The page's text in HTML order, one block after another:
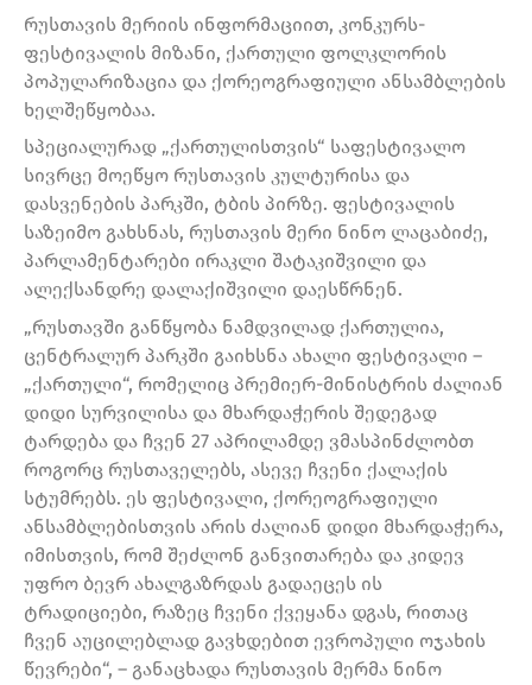
რუსთავის მერიის ინფორმაციით, კონკურს-
ფესტივალის მიზანი, ქართული ფოლკლორის
პოპულარიზაცია და ქორეოგრაფიული ანსამბლების
ხელშეწყობაა.
სპეციალურად „ქართულისთვის“ საფესტივალო
სივრცე მოეწყო რუსთავის კულტურისა და
დასვენების პარკში, ტბის პირზე. ფესტივალის
საზეიმო გახსნას, რუსთავის მერი ნინო ლაცაბიძე,
პარლამენტარები ირაკლი შატაკიშვილი და
ალექსანდრე დალაქიშვილი დაესწრნენ.
„რუსთავში განწყობა ნამდვილად ქართულია,
ცენტრალურ პარკში გაიხსნა ახალი ფესტივალი –
„ქართული“, რომელიც პრემიერ-მინისტრის ძალიან
დიდი სურვილისა და მხარდაჭერის შედეგად
ტარდება და ჩვენ 27 აპრილამდე ვმასპინძლობთ
როგორც რუსთაველებს, ასევე ჩვენი ქალაქის
სტუმრებს. ეს ფესტივალი, ქორეოგრაფიული
ანსამბლებისთვის არის ძალიან დიდი მხარდაჭერა,
იმისთვის, რომ შეძლონ განვითარება და კიდევ
უფრო ბევრ ახალგაზრდას გადაეცეს ის
ტრადიციები, რაზეც ჩვენი ქვეყანა დგას, რითაც
ჩვენ აუცილებლად გავხდებით ევროპული ოჯახის
წევრები“, – განაცხადა რუსთავის მერმა ნინო